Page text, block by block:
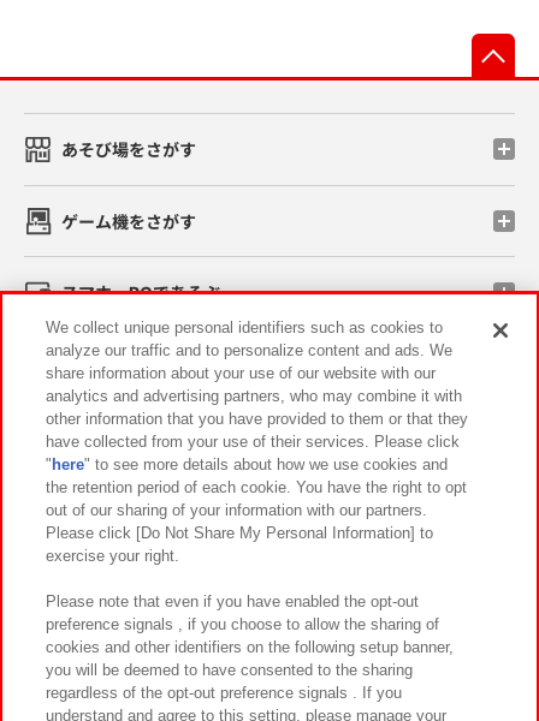
あそび場をさがす
ゲーム機をさがす
スマホ・PCであそぶ
イベント・キャンペーン
関連会社 サステナビリティ サイトポリシー
プライバシーポリシー ウェブアクセシビリティ方針と検証結果
お取引先さまとともに
カスタマーハラスメント対応方針 よくあるご質問・お問い合わせ
We collect unique personal identifiers such as cookies to
analyze our traffic and to personalize content and ads. We
share information about your use of our website with our
analytics and advertising partners, who may combine it with
other information that you have provided to them or that they
have collected from your use of their services. Please click
" here" to see more details about how we use cookies and
the retention period of each cookie. You have the right to opt
out of our sharing of your information with our partners.
Please click [Do Not Share My Personal Information] to
exercise your right.
Please note that even if you have enabled the opt-out
preference signals , if you choose to allow the sharing of
cookies and other identifiers on the following setup banner,
you will be deemed to have consented to the sharing
regardless of the opt-out preference signals . If you
understand and agree to this setting, please manage your